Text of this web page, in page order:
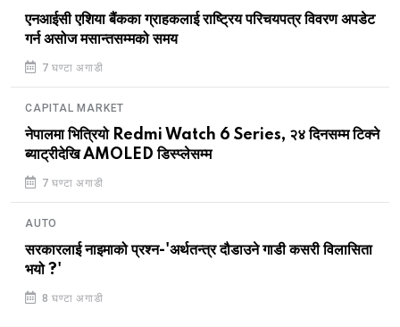
एनआईसी एशिया बैंकका ग्राहकलाई राष्ट्रिय परिचयपत्र विवरण अपडेट
गर्न असोज मसान्तसम्मको समय
7 घण्टा अगाडी
CAPITAL MARKET
नेपालमा भित्रियो Redmi Watch 6 Series, २४ दिनसम्म टिक्ने
ब्याट्रीदेखि AMOLED डिस्प्लेसम्म
7 घण्टा अगाडी
AUTO
सरकारलाई नाइमाको प्रश्न-'अर्थतन्त्र दौडाउने गाडी कसरी विलासिता
भयो ?'
8 घण्टा अगाडी